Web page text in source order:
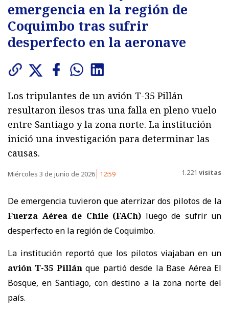
emergencia en la región de
Coquimbo tras sufrir
desperfecto en la aeronave
Los tripulantes de un avión T-35 Pillán
resultaron ilesos tras una falla en pleno vuelo
entre Santiago y la zona norte. La institución
inició una investigación para determinar las
causas.
Miércoles 3 de junio de 2026 12:59 1.221 visitas
De emergencia tuvieron que aterrizar dos pilotos de la
Fuerza Aérea de Chile (FACh) luego de sufrir un
desperfecto en la región de Coquimbo.
La institución reportó que los pilotos viajaban en un
avión T-35 Pillánque partió desde la Base Aérea El
Bosque, en Santiago, con destino a la zona norte del
país.